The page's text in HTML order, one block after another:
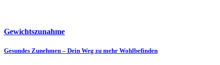
Gewichtszunahme
Gesundes Zunehmen – Dein Weg zu mehr Wohlbefinden